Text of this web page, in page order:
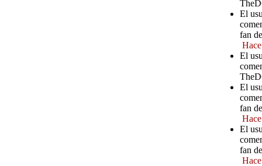
El
fan
El
El
fan
El
fan